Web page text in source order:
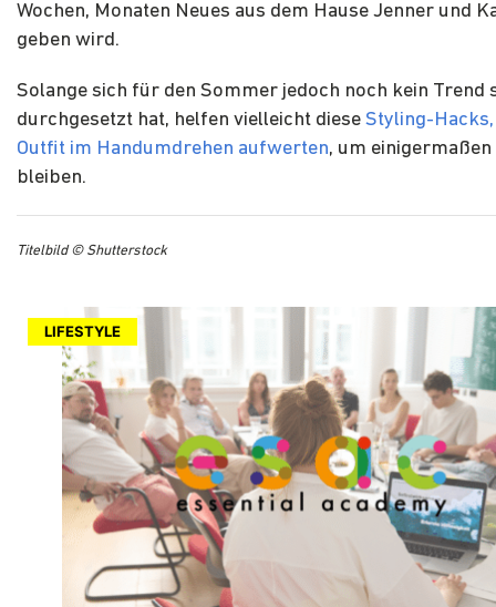
Wochen, Monaten Neues aus dem Hause Jenner und
geben wird.
Solange sich für den Sommer jedoch noch kein Trend
durchgesetzt hat, helfen vielleicht diese Styling-Hacks,
Outfit im Handumdrehen aufwerten, um
bleiben.
Titelbild © Shutterstock
LIFESTYLE